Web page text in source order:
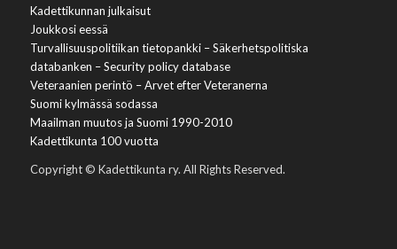
Kadettikunnan julkaisut
Joukkosi eessä
Turvallisuuspolitiikan tietopankki – Säkerhetspolitiska
databanken – Security policy database
Veteraanien perintö – Arvet efter Veteranerna
Suomi kylmässä sodassa
Maailman muutos ja Suomi 1990-2010
Kadettikunta 100 vuotta
Copyright © Kadettikunta ry. All Rights Reserved.